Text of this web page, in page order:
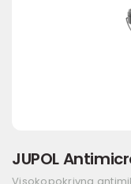
JUPOL